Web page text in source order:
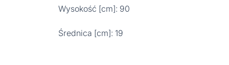
Wysokość [cm]: 90
Średnica [cm]: 19